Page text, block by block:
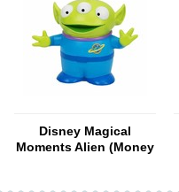
Disney Magical
Moments Alien (Money